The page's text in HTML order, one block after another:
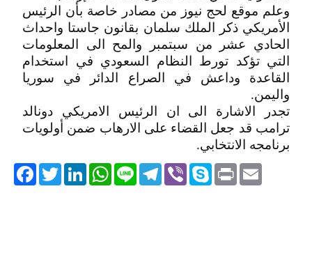
وعلم موقع لحج نيوز من مصادر خاصة بأن الرئيس
الأمريكي ذكر الملك سلمان بقانون جاستا واحداث
الحادي عشر من سبتمبر والمح الى المعلومات
التي تؤكد تورط النظام السعودي في استخدام
القاعدة وداعش في الصراع الدائر في سوريا
واليمن.
تجدر الاشارة الى ان الرئيس الامريكي دونالد
ترامب قد جعل القضاء على الارهاب ضمن أولويات
برنامجه الانتخابي.
TwitterLinkedIn
WhatsApp Line
Telegram ViberSkype PrintEmail